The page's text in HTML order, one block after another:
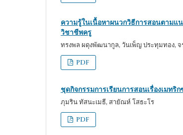
ความรู้ในเนื้อหาผนวกวิธีการสอนตามแ
วิชาชีพครู
ทรงพล ผดุงพัฒนากูล, วันเพ็ญ ประทุมทอง, จ
PDF
ชุดกิจกรรมการเรียนการสอนเรื่องเมท
ภุมริน ทัสนะเมธี, สายัณห์ โสธะโร
PDF